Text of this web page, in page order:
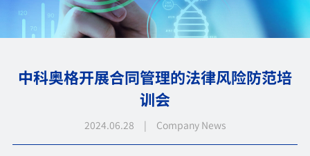
中科奥格开展合同管理的法律风险防范培
训会
2024.06.28 | Company News